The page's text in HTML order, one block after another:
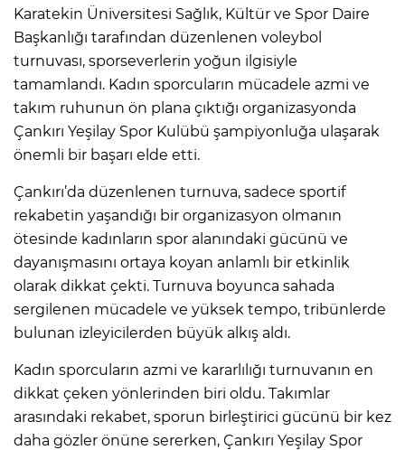
Karatekin Üniversitesi Sağlık, Kültür ve Spor Daire
Başkanlığı tarafından düzenlenen voleybol
turnuvası, sporseverlerin yoğun ilgisiyle
tamamlandı. Kadın sporcuların mücadele azmi ve
takım ruhunun ön plana çıktığı organizasyonda
Çankırı Yeşilay Spor Kulübü şampiyonluğa ulaşarak
önemli bir başarı elde etti.
Çankırı’da düzenlenen turnuva, sadece sportif
rekabetin yaşandığı bir organizasyon olmanın
ötesinde kadınların spor alanındaki gücünü ve
dayanışmasını ortaya koyan anlamlı bir etkinlik
olarak dikkat çekti. Turnuva boyunca sahada
sergilenen mücadele ve yüksek tempo, tribünlerde
bulunan izleyicilerden büyük alkış aldı.
Kadın sporcuların azmi ve kararlılığı turnuvanın en
dikkat çeken yönlerinden biri oldu. Takımlar
arasındaki rekabet, sporun birleştirici gücünü bir kez
daha gözler önüne sererken, Çankırı Yeşilay Spor